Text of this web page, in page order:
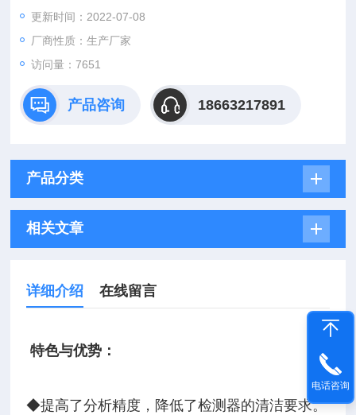
更新时间：2022-07-08
厂商性质：生产厂家
访问量：7651
产品咨询 18663217891
产品分类
相关文章
详细介绍 在线留言
特色与优势：
◆提高了分析精度，降低了检测器的清洁要求。
电话咨询